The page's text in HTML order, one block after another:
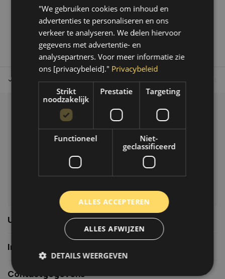
1
Tot 30 dagen retour sturen. Op werkdagen voor 14.00 uur
Klantenservice
Veelgestelde vragen
06-39119169
info@autoklusser.nl
Usefull links
Informatie
Contactgegevens
"We gebruiken cookies om inhoud en
advertenties te personaliseren en ons
verkeer te analyseren. We delen hiervoor
gegevens met advertentie- en
analysepartners. Voor meer informatie zie
ons [privacybeleid]." Privacybeleid
Strikt
noodzakelijk
Prestatie Targeting
Functioneel
Niet-
geclassificeerd
ALLES ACCEPTEREN
ALLES AFWIJZEN
DETAILS WEERGEVEN